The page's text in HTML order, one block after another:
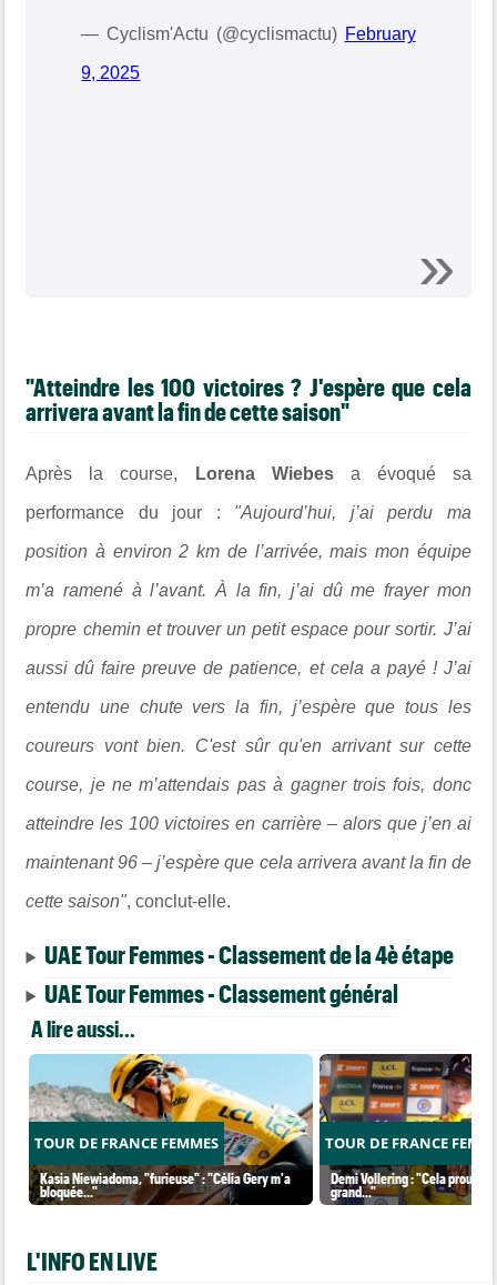
— Cyclism'Actu (@cyclismactu) February
9, 2025
"Atteindre les 100 victoires ? J'espère que cela
arrivera avant la fin de cette saison"
Après la course, Lorena Wiebesa évoqué sa
performance du jour : "Aujourd’hui, j’ai perdu ma
position à environ 2 km de l’arrivée, mais mon équipe
m’a ramené à l’avant. À la fin, j’ai dû me frayer mon
propre chemin et trouver un petit espace pour sortir. J’ai
aussi dû faire preuve de patience, et cela a payé ! J’ai
entendu une chute vers la fin, j’espère que tous les
coureurs vont bien. C'est sûr qu'en arrivant sur cette
course, je ne m’attendais pas à gagner trois fois, donc
atteindre les 100 victoires en carrière – alors que j’en ai
maintenant 96 – j’espère que cela arrivera avant la fin de
cette saison", conclut-elle.
UAE Tour Femmes - Classement de la 4è étape
UAE Tour Femmes - Classement général
A lire aussi...
TOUR DE FRANCE FEMMES
Kasia Niewiadoma, "furieuse" : "Célia Gery m'a
bloquée..."
TOUR DE FRANCE
Demi Vollering : "Cela prouve
grand..."
L'INFO EN LIVE